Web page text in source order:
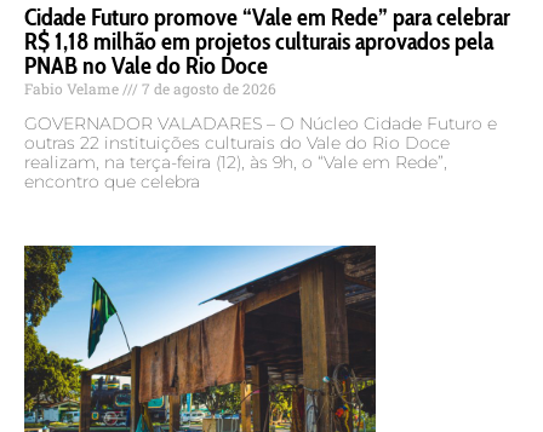
Cidade Futuro promove “Vale em Rede” para celebrar
R$ 1,18 milhão em projetos culturais aprovados pela
PNAB no Vale do Rio Doce
Fabio Velame 7 de agosto de 2026
GOVERNADOR VALADARES – O Núcleo Cidade Futuro e
outras 22 instituições culturais do Vale do Rio Doce
realizam, na terça-feira (12), às 9h, o “Vale em Rede”,
encontro que celebra